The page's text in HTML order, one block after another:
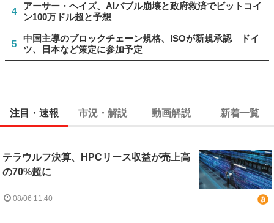
4
アーサー・ヘイズ、AIバブル崩壊と政府救済でビットコイ
ン100万ドル超と予想
5
中国主導のブロックチェーン規格、ISOが新規承認 ドイ
ツ、日本など策定に参加予定
注目・速報 市況・解説 動画解説 新着一覧
テラウルフ決算、HPCリース収益が売上高
の70%超に
08/06 11:40